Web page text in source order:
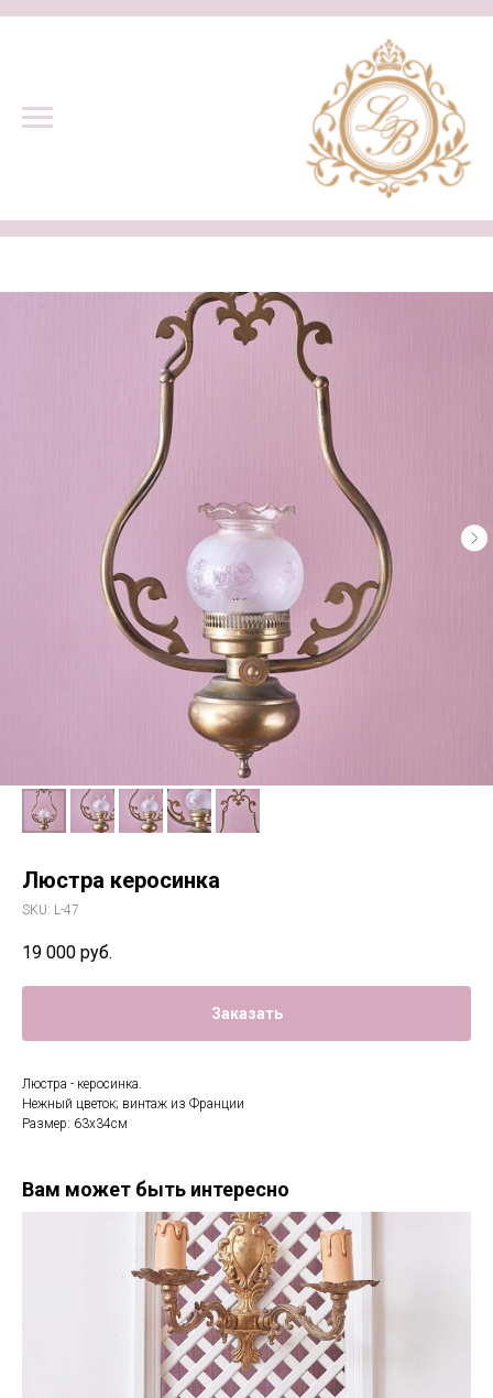
Люстра керосинка
SKU: L-47
19 000 руб.
Заказать
Люстра - керосинка.
Нежный цветок; винтаж из Франции
Размер: 63х34см
Вам может быть интересно